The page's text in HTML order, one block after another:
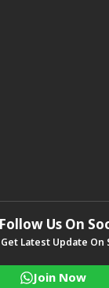
Follow Us On
Get Latest Update On
Join Now